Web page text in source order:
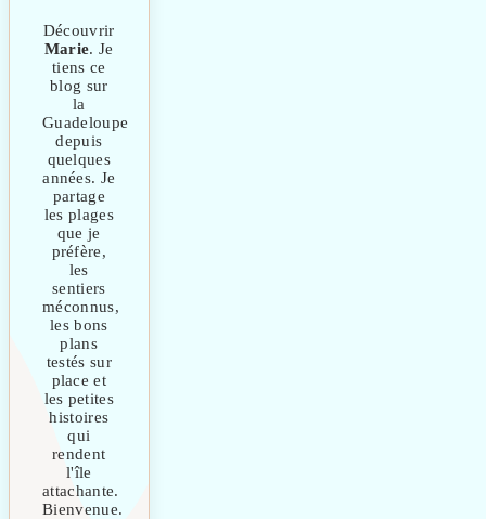
Découvrir
Marie. Je
tiens ce
blog sur
la
Guadeloupe
depuis
quelques
années. Je
partage
les plages
que je
préfère,
les
sentiers
méconnus,
les bons
plans
testés sur
place et
les petites
histoires
qui
rendent
l'île
attachante.
Bienvenue.